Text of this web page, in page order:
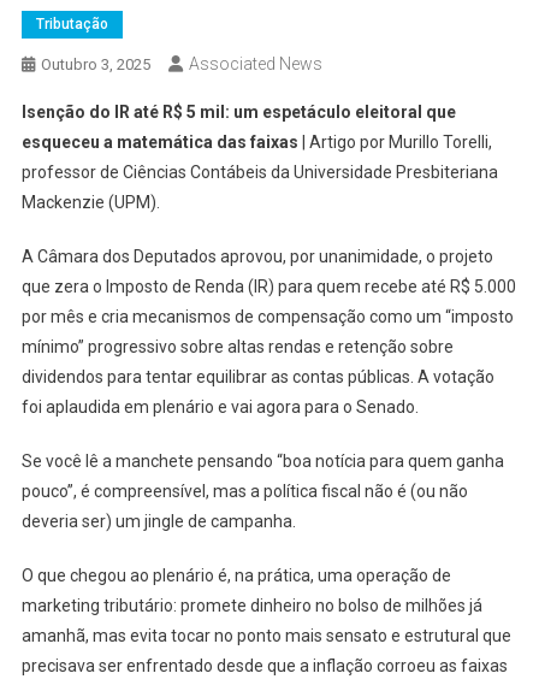
Tributação
Outubro 3, 2025 Associated News
Isenção do IR até R$ 5 mil: um espetáculo eleitoral que
esqueceu a matemática das faixas | Artigo por Murillo Torelli,
professor de Ciências Contábeis da Universidade Presbiteriana
Mackenzie (UPM).
A Câmara dos Deputados aprovou, por unanimidade, o projeto
que zera o Imposto de Renda (IR) para quem recebe até R$ 5.000
por mês e cria mecanismos de compensação como um “imposto
mínimo” progressivo sobre altas rendas e retenção sobre
dividendos para tentar equilibrar as contas públicas. A votação
foi aplaudida em plenário e vai agora para o Senado.
Se você lê a manchete pensando “boa notícia para quem ganha
pouco”, é compreensível, mas a política fiscal não é (ou não
deveria ser) um jingle de campanha.
O que chegou ao plenário é, na prática, uma operação de
marketing tributário: promete dinheiro no bolso de milhões já
amanhã, mas evita tocar no ponto mais sensato e estrutural que
precisava ser enfrentado desde que a inflação corroeu as faixas